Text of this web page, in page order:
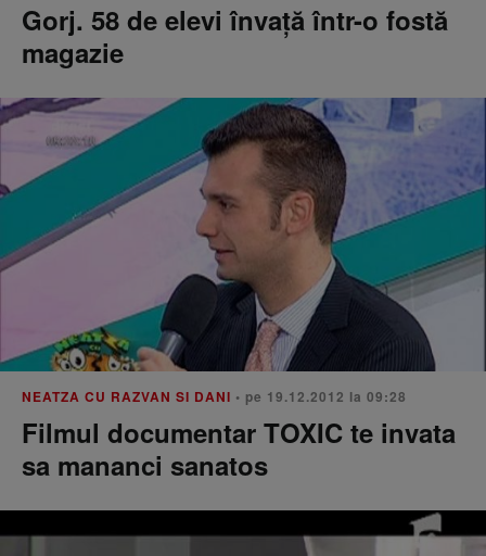
Gorj. 58 de elevi învață într-o fostă
magazie
NEATZA CU RAZVAN SI DANI • pe 19.12.2012 la 09:28
Filmul documentar TOXIC te invata
sa mananci sanatos